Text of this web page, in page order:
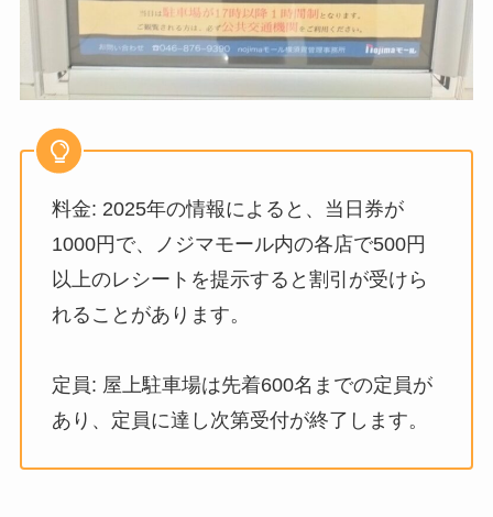
料金: 2025年の情報によると、当日券が
1000円で、ノジマモール内の各店で500円
以上のレシートを提示すると割引が受けら
れることがあります。
定員: 屋上駐車場は先着600名までの定員が
あり、定員に達し次第受付が終了します。